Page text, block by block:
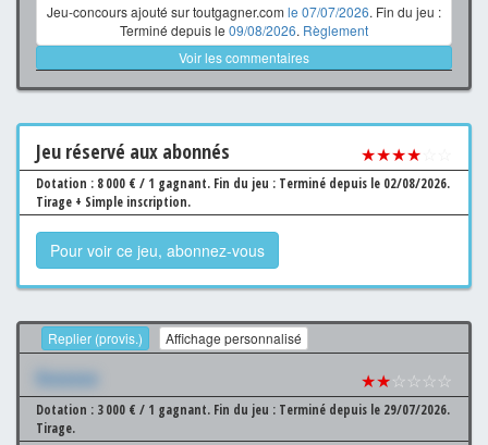
Jeu-concours ajouté sur toutgagner.com le 07/07/2026. Fin du jeu :
Terminé depuis le 09/08/2026. Règlement
Voir les commentaires
Jeu réservé aux abonnés ★★★★
Dotation : 8 000 € / 1 gagnant. Fin du jeu : Terminé depuis le 02/08/2026.
Tirage + Simple inscription.
Pour voir ce jeu, abonnez-vous
Replier (provis.) Affichage personnalisé
Xxxxxxx ★★☆☆☆☆
Dotation : 3 000 € / 1 gagnant. Fin du jeu : Terminé depuis le 29/07/2026.
Tirage.